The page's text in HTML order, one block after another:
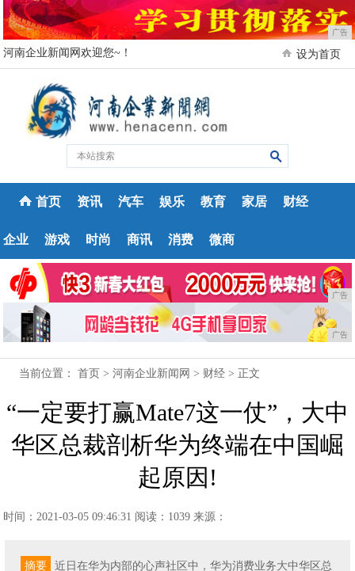
广告
河南企业新闻网欢迎您~！ 设为首页
首页 资讯 汽车 娱乐 教育 家居 财经
企业 游戏 时尚 商讯 消费 微商
广告
广告
当前位置：首页 >河南企业新闻网 > 财经 > 正文
“一定要打赢Mate7这一仗”，大中
华区总裁剖析华为终端在中国崛
起原因!
时间：2021-03-05 09:46:31 阅读：1039 来源：
摘要
近日在华为内部的心声社区中，华为消费业务大中华区总